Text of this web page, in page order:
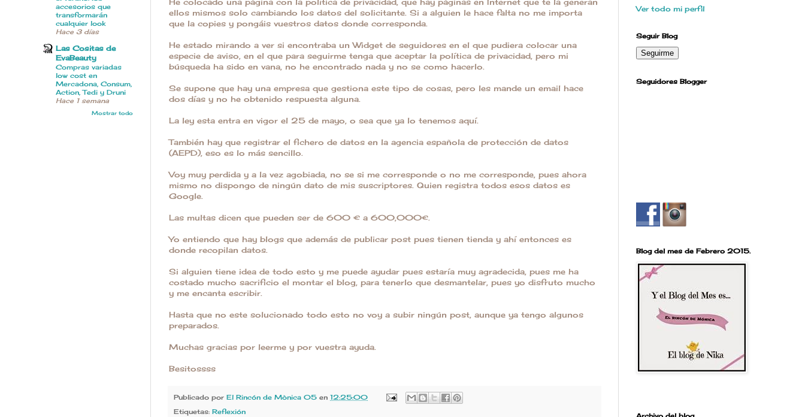
ellos mismos solo cambiando los datos del solicitante. Si a alguien le hace falta no me importa
que la copies y pongáis vuestros datos donde corresponda.
He estado mirando a ver si encontraba un Widget de seguidores en el que pudiera colocar una
especie de aviso, en el que para seguirme tenga que aceptar la política de privacidad, pero mi
búsqueda ha sido en vana, no he encontrado nada y no se como hacerlo.
Se supone que hay una empresa que gestiona este tipo de cosas, pero les mande un email hace
dos días y no he obtenido respuesta alguna.
La ley esta entra en vigor el 25 de mayo, o sea que ya lo tenemos aquí.
También hay que registrar el fichero de datos en la agencia española de protección de datos
(AEPD), eso es lo más sencillo.
Voy muy perdida y a la vez agobiada, no se si me corresponde o no me corresponde, pues ahora
mismo no dispongo de ningún dato de mis suscriptores. Quien registra todos esos datos es
Google.
Las multas dicen que pueden ser de 600 € a 600,000€.
Yo entiendo que hay blogs que además de publicar post pues tienen tienda y ahí entonces es
donde recopilan datos.
Si alguien tiene idea de todo esto y me puede ayudar pues estaría muy agradecida, pues me ha
costado mucho sacrificio el montar el blog, para tenerlo que desmantelar, pues yo disfruto mucho
y me encanta escribir.
Hasta que no este solucionado todo esto no voy a subir ningún post, aunque ya tengo algunos
preparados.
Muchas gracias por leerme y por vuestra ayuda.
Besitossss
Publicado por El Rincón de Mònica 05 en 12:25:00
Etiquetas: Reflexión
accesorios que
transformarán
cualquier look
Hace 3 días
Las Cositas de
EvaBeauty
Compras variadas
low cost en
Mercadona, Consum,
Action, Tedi y Druni
Hace 1 semana
Mostrar todo
Ver todo mi perfil
Seguir Blog
Seguidores Blogger
Blog del mes de Febrero 2015.